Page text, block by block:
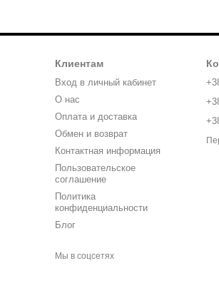
Клиентам
Вход в личный кабинет
О нас
Оплата и доставка
Обмен и возврат
Контактная информация
Пользовательское
соглашение
Политика
конфиденциальности
Блог
Мы в соцсетях